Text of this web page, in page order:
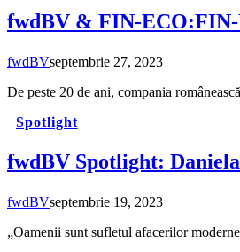
fwdBV & FIN-ECO:FIN-
fwdBVseptembrie 27, 2023
De peste 20 de ani, compania
Spotlight
fwdBV Spotlight:
fwdBVseptembrie 19, 2023
„Oamenii sunt sufletul afacerilor